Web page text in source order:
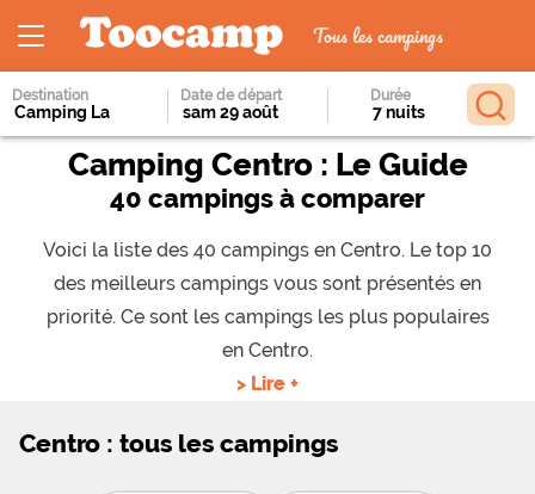
Tous les campings
Destination Date de départ Durée
Camping Centro : Le Guide
40 campings à comparer
Voici la liste des 40 campings en Centro. Le top 10
des meilleurs campings vous sont présentés en
priorité. Ce sont les campings les plus populaires
en Centro.
> Lire +
Centro : tous les campings